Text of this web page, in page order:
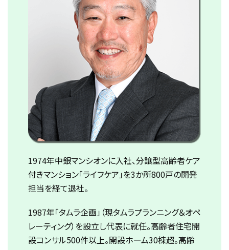
1974年中銀マンシオンに入社、分譲型高齢者ケア
付きマンション「ライフケア」を3か所800戸の開発
担当を経て退社。
1987年「タムラ企画」（現タムラプランニング＆オペ
レーティング）を設立し代表に就任。高齢者住宅開
設コンサル500件以上。開設ホーム30棟超。高齢